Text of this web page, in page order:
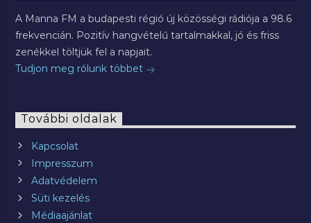
A Manna FM a budapesti régió új közösségi rádiója a 98.6
frekvencián. Pozitív hangvételű tartalmakkal, jó és friss
zenékkel töltjük fel a napjait.
Tudjon meg rólunk többet
További oldalak
Kapcsolat
Impresszum
Adatvédelem
Süti kezelés
Médiaajánlat